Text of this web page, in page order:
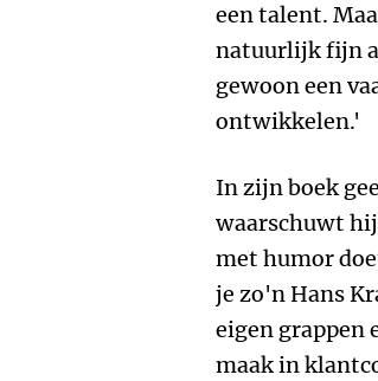
een talent.
natuurlijk fijn
gewoon een
ontwikkelen.'
In zijn boek
waarschuwt
met humor
je zo'n Hans
eigen grappen
maak in